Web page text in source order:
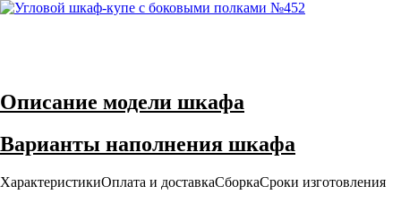
Описание модели шкафа
Варианты наполнения шкафа
ХарактеристикиОплата и доставкаСборкаСроки изготовления